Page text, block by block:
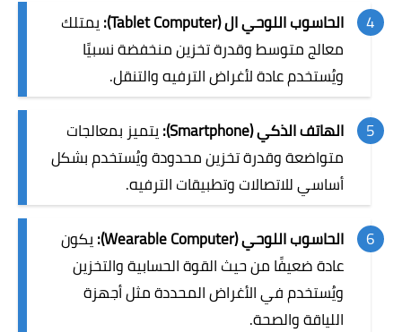
الحاسوب اللوحي ال (Tablet Computer):
يمتلك
معالج متوسط وقدرة تخزين منخفضة نسبيًا
ويُستخدم عادة لأغراض الترفيه والتنقل.
الهاتف الذكي(Smartphone):
يتميز بمعالجات
متواضعة وقدرة تخزين محدودة ويُستخدم بشكل
أساسي للاتصالات وتطبيقات الترفيه.
الحاسوب اللوحي (Wearable Computer):
يكون
عادة ضعيفًا من حيث القوة الحسابية والتخزين
ويُستخدم في الأغراض المحددة مثل أجهزة
اللياقة والصحة.